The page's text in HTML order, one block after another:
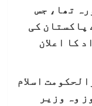
تھا، جس
پاکستان کی
کا اعلان
اسلام
وہ وزیر